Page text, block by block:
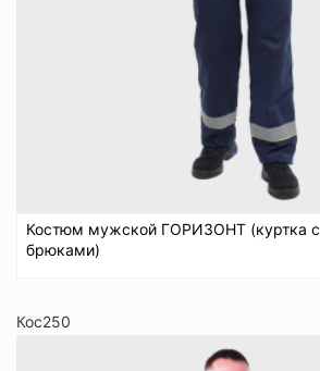
Костюм мужской ГОРИЗОНТ (куртка с
брюками)
Кос250